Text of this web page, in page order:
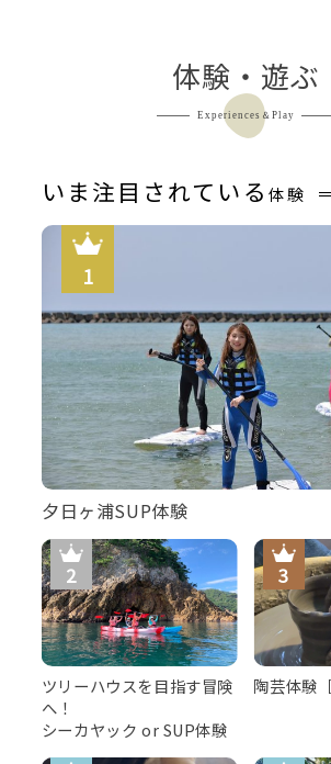
体験・遊ぶ
Experiences＆Play
いま注目されている 体験
夕日ヶ浦SUP体験
ツリーハウスを目指す冒険
へ！
シーカヤック or SUP体験
陶芸体験